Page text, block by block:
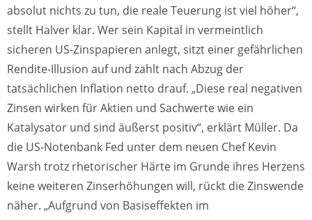
absolut nichts zu tun, die reale Teuerung ist viel höher“,
stellt Halver klar. Wer sein Kapital in vermeintlich
sicheren US-Zinspapieren anlegt, sitzt einer gefährlichen
Rendite-Illusion auf und zahlt nach Abzug der
tatsächlichen Inflation netto drauf. „Diese real negativen
Zinsen wirken für Aktien und Sachwerte wie ein
Katalysator und sind äußerst positiv“, erklärt Müller. Da
die US-Notenbank Fed unter dem neuen Chef Kevin
Warsh trotz rhetorischer Härte im Grunde ihres Herzens
keine weiteren Zinserhöhungen will, rückt die Zinswende
näher. „Aufgrund von Basiseffekten im